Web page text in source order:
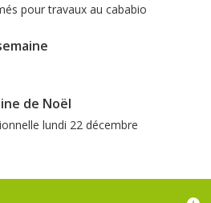
pour travaux au cababio
de Noël
lundi 22 décembre